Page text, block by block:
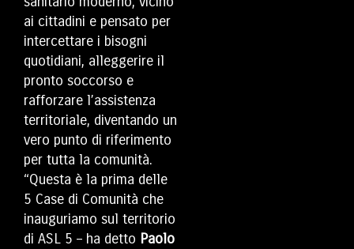
ai cittadini e pensato per
intercettare i bisogni
quotidiani, alleggerire il
pronto soccorso e
rafforzare l’assistenza
territoriale, diventando un
vero punto di riferimento
per tutta la comunità.
“Questa è la prima delle
5 Case di Comunità che
inauguriamo sul territorio
di ASL 5 – ha detto Paolo